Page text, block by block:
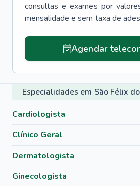
consultas e exames por
mensalidade e sem taxa de
Agendar
Especialidades em São Félix
Cardiologista
Clínico Geral
Dermatologista
Ginecologista